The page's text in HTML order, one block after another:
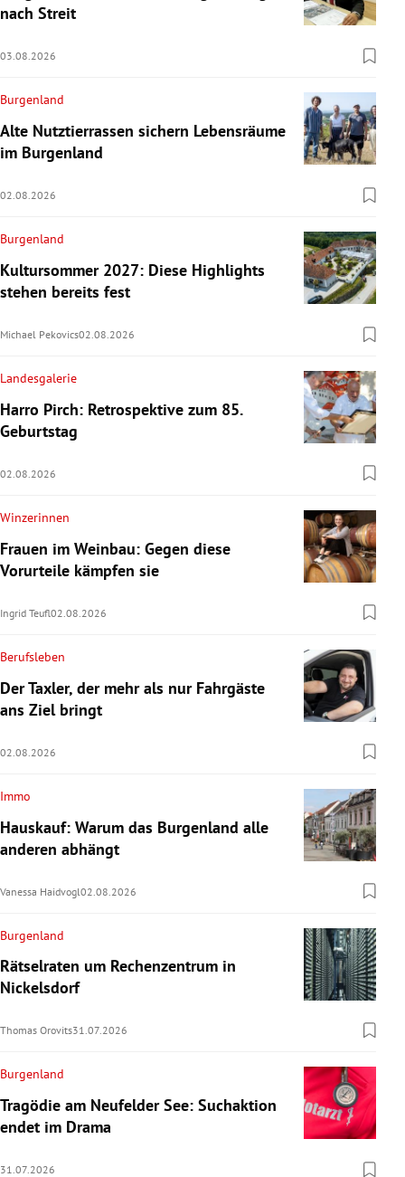
nach Streit
03.08.2026
Burgenland
Alte Nutztierrassen sichern Lebensräume
im Burgenland
02.08.2026
Burgenland
Kultursommer 2027: Diese Highlights
stehen bereits fest
Michael Pekovics02.08.2026
Landesgalerie
Harro Pirch: Retrospektive zum 85.
Geburtstag
02.08.2026
Winzerinnen
Frauen im Weinbau: Gegen diese
Vorurteile kämpfen sie
Ingrid Teufl02.08.2026
Berufsleben
Der Taxler, der mehr als nur Fahrgäste
ans Ziel bringt
02.08.2026
Immo
Hauskauf: Warum das Burgenland alle
anderen abhängt
Vanessa Haidvogl02.08.2026
Burgenland
Rätselraten um Rechenzentrum in
Nickelsdorf
Thomas Orovits31.07.2026
Burgenland
Tragödie am Neufelder See: Suchaktion
endet im Drama
31.07.2026